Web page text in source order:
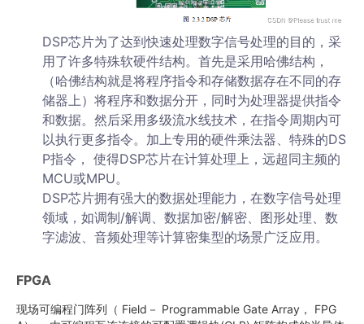
DSP芯片为了达到快速处理数字信号处理的目的，采
用了许多特殊软硬件结构。首先是采用哈佛结构，
（哈佛结构就是将程序指令和存储数据存在不同的存
储器上）将程序和数据分开，同时为处理器提供指令
和数据。然后采用多级流水线技术，在指令周期内可
以执行更多指令。加上专用的硬件乘法器、特殊的DS
P指令， 使得DSP芯片在计算处理上，远超同主频的
MCU或MPU。
DSP芯片拥有强大的数据处理能力，在数字信号处理
领域，如调制/解调、数据加密/解密、图形处理、数
字滤波、音频处理等计算密集型的场景广泛应用。
FPGA
现场可编程门阵列（ Field－ Programmable Gate Array， FPG